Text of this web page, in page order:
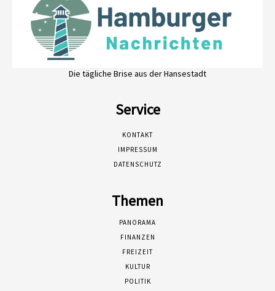
Die tägliche Brise aus der Hansestadt
Service
KONTAKT
IMPRESSUM
DATENSCHUTZ
Themen
PANORAMA
FINANZEN
FREIZEIT
KULTUR
POLITIK